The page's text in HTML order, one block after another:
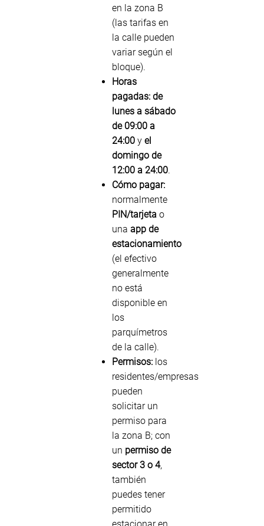
en la zona B
(las tarifas en
la calle pueden
variar según el
bloque).
Horas
pagadas: de
lunes a sábado
de 09:00 a
24:00 y el
domingo de
12:00 a 24:00.
Cómo pagar:
normalmente
PIN/tarjeta o
una app de
estacionamiento
(el efectivo
generalmente
no está
disponible en
los
parquímetros
de la calle).
Permisos: los
residentes/empresas
pueden
solicitar un
permiso para
la zona B; con
un permiso de
sector 3 o 4,
también
puedes tener
permitido